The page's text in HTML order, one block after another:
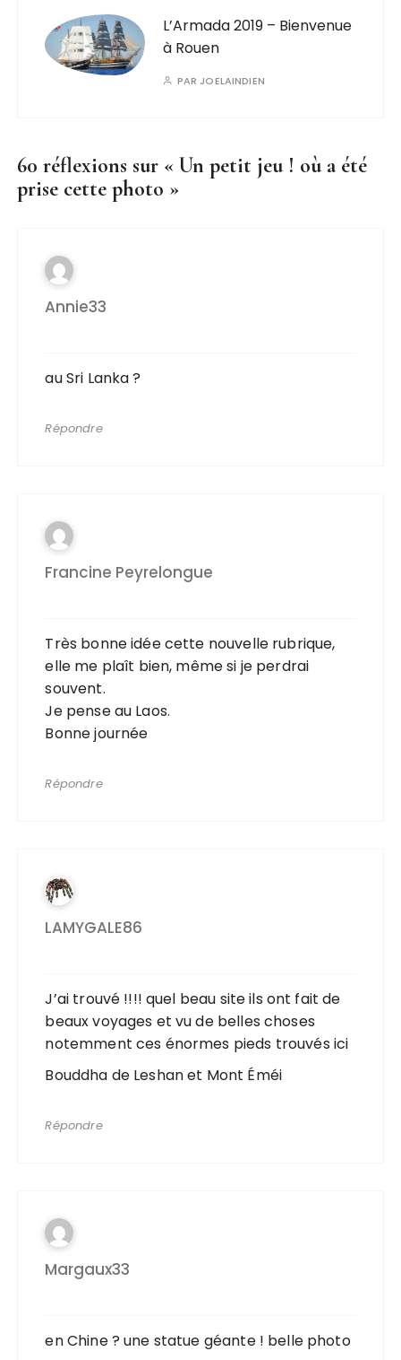
L’Armada 2019 – Bienvenue
à Rouen
PAR JOELAINDIEN
60 réflexions sur «Un petit jeu ! où a été
prise cette photo »
Annie33
au Sri Lanka ?
Répondre
Francine Peyrelongue
Très bonne idée cette nouvelle rubrique,
elle me plaît bien, même si je perdrai
souvent.
Je pense au Laos.
Bonne journée
Répondre
LAMYGALE86
J’ai trouvé !!!! quel beau site ils ont fait de
beaux voyages et vu de belles choses
notemment ces énormes pieds trouvés ici
Bouddha de Leshan et Mont Éméi
Répondre
Margaux33
en Chine ? une statue géante ! belle photo